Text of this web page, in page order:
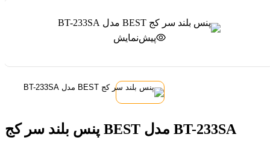
پیش‌نمایش
پنس بلند سر کج BEST مدل BT-233SA